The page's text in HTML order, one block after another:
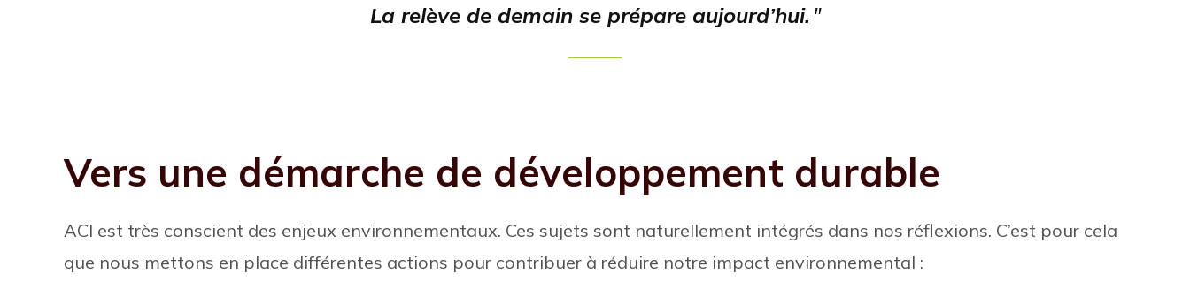
La relève de demain se prépare aujourd’hui.
Vers une démarche de développement durable
ACI est très conscient des enjeux environnementaux. Ces sujets sont naturellement intégrés dans nos réflexions. C’est pour cela
que nous mettons en place différentes actions pour contribuer à réduire notre impact environnemental :